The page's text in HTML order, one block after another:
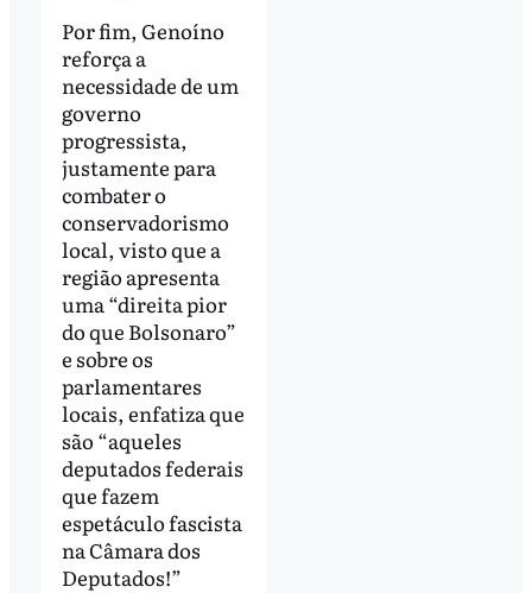
Por fim, Genoíno
reforça a
necessidade de um
governo
progressista,
justamente para
combater o
conservadorismo
local, visto que a
região apresenta
uma “direita pior
do que Bolsonaro”
e sobre os
parlamentares
locais, enfatiza que
são “aqueles
deputados federais
que fazem
espetáculo fascista
na Câmara dos
Deputados!”